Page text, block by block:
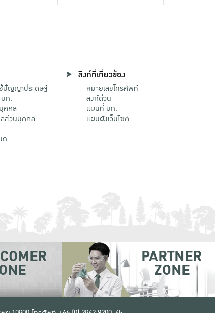
ปัญญาประดิษฐ์
มก.
คคล
ส่วนบุคคล
ก.
ลิงก์ที่เกี่ยวข้อง
หมายเลขโทรศัพท์
ลิงก์ด่วน
แผนที่ มก.
แผนผังเว็บไซต์
PARTNER
ZONE